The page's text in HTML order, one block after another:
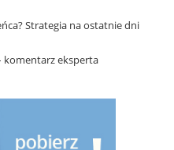
Strategia na ostatnie dni
eksperta